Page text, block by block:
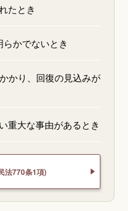
たとき
かでないとき
かり、回復の見込みが
重大な事由があるとき
法770条1項)